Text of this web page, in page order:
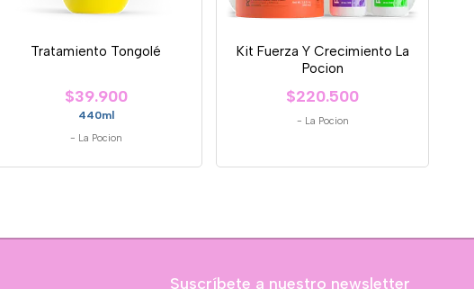
Tratamiento Tongolé
$39.900
440ml
- La Pocion
Kit Fuerza Y Crecimiento La
Pocion
$220.500
- La Pocion
Suscríbete a nuestro newsletter